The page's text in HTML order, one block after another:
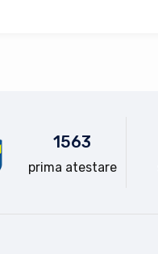
1563
prima atestare